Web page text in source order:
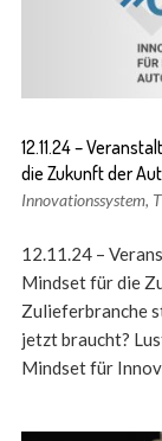
12.11.24 –
die Zukunft der
Innovationssystem,
12.11.24 –
Mindset für die
Zulieferbranche
jetzt braucht?
Mindset für